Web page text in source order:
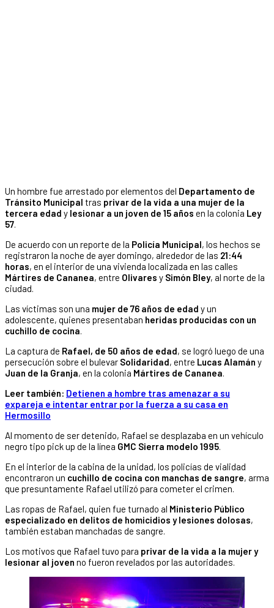
Un hombre fue arrestado por elementos del Departamento de
Tránsito Municipal tras privar de la vida a una mujer de la
tercera edad y lesionar a un joven de 15 años en la colonia Ley
57.
De acuerdo con un reporte de la Policía Municipal, los hechos se
registraron la noche de ayer domingo, alrededor de las 21:44
horas, en el interior de una vivienda localizada en las calles
Mártires de Cananea, entre Olivares y Simón Bley, al norte de la
ciudad.
Las víctimas son una mujer de 76 años de edad y un
adolescente, quienes presentaban heridas producidas con un
cuchillo de cocina.
La captura de Rafael, de 50 años de edad, se logró luego de una
persecución sobre el bulevar Solidaridad, entre Lucas Alamán y
Juan de la Granja, en la colonia Mártires de Cananea.
Leer también: Detienen a hombre tras amenazar a su
expareja e intentar entrar por la fuerza a su casa en
Hermosillo
Al momento de ser detenido, Rafael se desplazaba en un vehículo
negro tipo pick up de la línea GMC Sierra modelo 1995.
En el interior de la cabina de la unidad, los policías de vialidad
encontraron un cuchillo de cocina con manchas de sangre, arma
que presuntamente Rafael utilizó para cometer el crimen.
Las ropas de Rafael, quien fue turnado al Ministerio Público
especializado en delitos de homicidios y lesiones dolosas,
también estaban manchadas de sangre.
Los motivos que Rafael tuvo para privar de la vida a la mujer y
lesionar al joven no fueron revelados por las autoridades.